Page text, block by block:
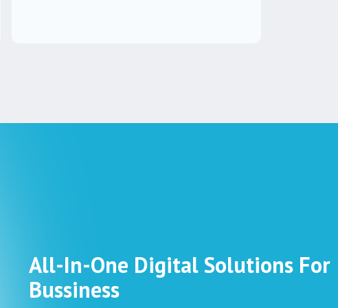
All-In-One Digital Solutions For
Bussiness